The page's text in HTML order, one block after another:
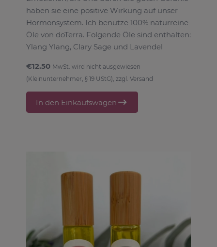
haben sie eine positive Wirkung auf unser
Hormonsystem. Ich benutze 100% naturreine
Öle von doTerra. Folgende Öle sind enthalten:
Ylang Ylang, Clary Sage und Lavendel
€12.50 MwSt. wird nicht ausgewiesen
(Kleinunternehmer, § 19 UStG), zzgl. Versand
In den Einkaufswagen